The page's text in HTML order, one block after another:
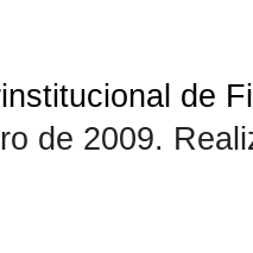
de
de 2009.